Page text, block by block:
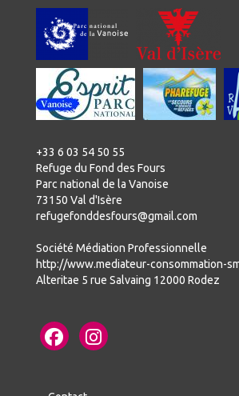
+33 6 03 54 50 55
Refuge du Fond des Fours
Parc national de la Vanoise
73150 Val d'Isère
refugefonddesfours@gmail.com
Société Médiation Professionnelle
http://www.mediateur-consommation-
Alteritae 5 rue Salvaing 12000 Rodez